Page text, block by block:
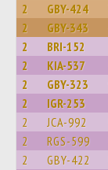
2 GBY-424
2 GBY-343
2 BRI-152
2 KIA-537
2 GBY-323
2 IGR-253
2 JCA-992
2 RGS-599
2 GBY-422